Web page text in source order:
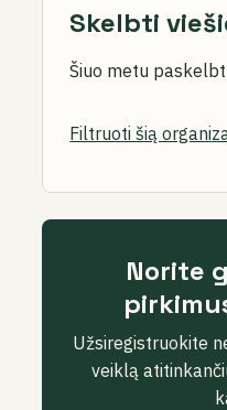
Skelbti
Šiuo metu
Filtruoti šią
Norite
Užsiregistruokite
veiklą